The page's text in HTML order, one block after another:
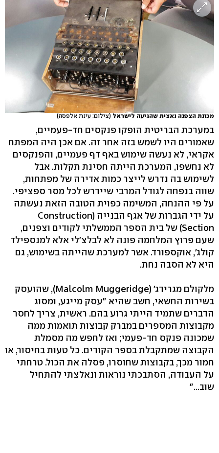
מכונת הצפנה נאצית שהגיעה לישראל (צילום: עינת אלפסה)
במערכת הבריטית הופקו פנקסים חד-פעמיים,
שאמורים היו לשמש בזה אחר זה. אם אכן היה המפתח
אקראי, לא נעשה שימוש באף דף פעמיים, והפנקסים
לא נחשפו, המערכת הייתה חסינת תקלות. אבל
לשימוש בה נדרש לייצר כמות אדירה של מפתחות,
שווה בנפחה לגודל המרבי שיידרש לכל מסר ספציפי.
על פי ההנחה, המשימה כפוית הטובה הזאת נעשתה
על ידי הגברות של אגף הבנייה (Construction
Section) של בית הספר הממשלתי לקודים וצפנים,
שעם פרוץ המלחמה פונה לא לבלצ'לי אלא למנספילד
קולג', אוקספורד. אשר למערכת שהייתה בשימוש, גם
היא לא הסבה נחת.
מלקולם מגרידג' (Malcolm Muggeridge), שהועסק
בשירות החשאי, חשב שהיא "עסק מייגע, ומסוג
הדברים שתמיד הייתי גרוע בהם. ראשית, צריך לחסר
מקבוצות המספרים במברק קבוצות תואמות ממה
שמכונה פנקס חד-פעמי; ואז לחפש מה מסמלת
הקבוצה שמתקבלת בספר הקודים. כל טעות בחיסור, או
חמור מכך, בקבוצות שחוסרו, פסלה את הכול. טרחתי
על העבודה, הסתבכתי נוראות ונאלצתי להתחיל
שוב..."